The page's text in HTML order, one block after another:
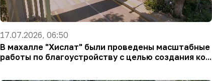
17.07.2026, 06:50
В махалле "Хислат" были проведены масштабные
работы по благоустройству с целью создания ко...